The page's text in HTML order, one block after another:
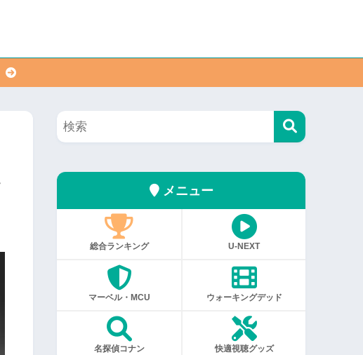
メニュー
総合ランキング U-NEXT
マーベル・MCU ウォーキングデッド
名探偵コナン 快適視聴グッズ